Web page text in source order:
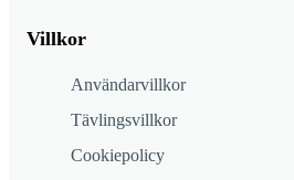
Villkor
Användarvillkor
Tävlingsvillkor
Cookiepolicy